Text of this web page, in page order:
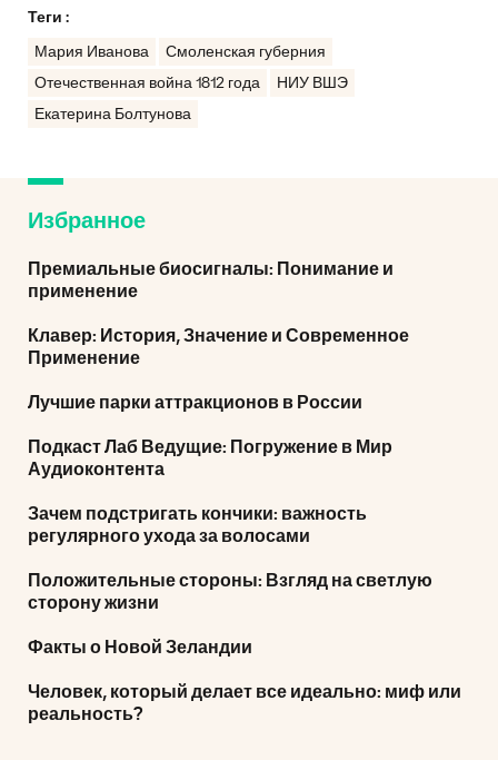
Теги :
Мария Иванова
Смоленская губерния
Отечественная война 1812 года
НИУ ВШЭ
Екатерина Болтунова
Избранное
Премиальные биосигналы: Понимание и
применение
Клавер: История, Значение и Современное
Применение
Лучшие парки аттракционов в России
Подкаст Лаб Ведущие: Погружение в Мир
Аудиоконтента
Зачем подстригать кончики: важность
регулярного ухода за волосами
Положительные стороны: Взгляд на светлую
сторону жизни
Факты о Новой Зеландии
Человек, который делает все идеально: миф или
реальность?